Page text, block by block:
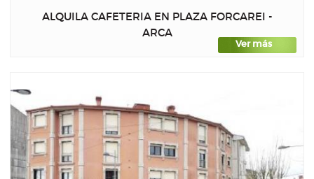
ALQUILA CAFETERIA EN PLAZA FORCAREI -
ARCA
Ver más